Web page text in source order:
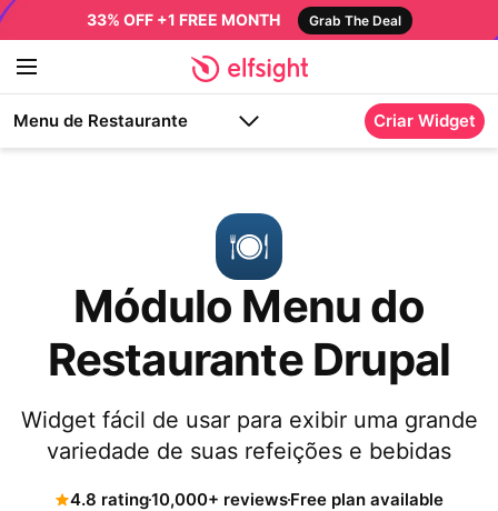
33% OFF +1 FREE MONTH Grab The Deal
Menu de Restaurante Criar Widget
Módulo Menu do
Restaurante Drupal
Widget fácil de usar para exibir uma grande
variedade de suas refeições e bebidas
4.8 rating10,000+ reviewsFree plan available